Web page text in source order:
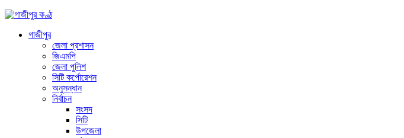
গাজীপুর
জেলা প্রশাসন
জিএমপি
জেলা পুলিশ
সিটি কর্পোরেশন
অনুসন্ধান
নির্বাচন
সংসদ
সিটি
উপজেলা